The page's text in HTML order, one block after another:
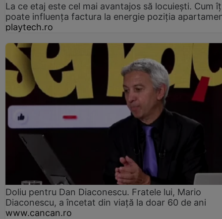
La ce etaj este cel mai avantajos să locuiești. Cum
poate influența factura la energie poziția
playtech.ro
Doliu pentru Dan Diaconescu. Fratele lui, Mario
Diaconescu, a încetat din viață la doar 60 de ani
www.cancan.ro